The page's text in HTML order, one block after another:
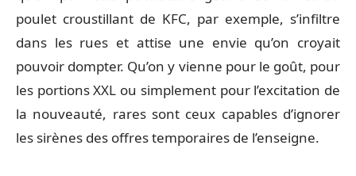
poulet croustillant de KFC, par exemple, s’infiltre
dans les rues et attise une envie qu’on croyait
pouvoir dompter. Qu’on y vienne pour le goût, pour
les portions XXL ou simplement pour l’excitation de
la nouveauté, rares sont ceux capables d’ignorer
les sirènes des offres temporaires de l’enseigne.